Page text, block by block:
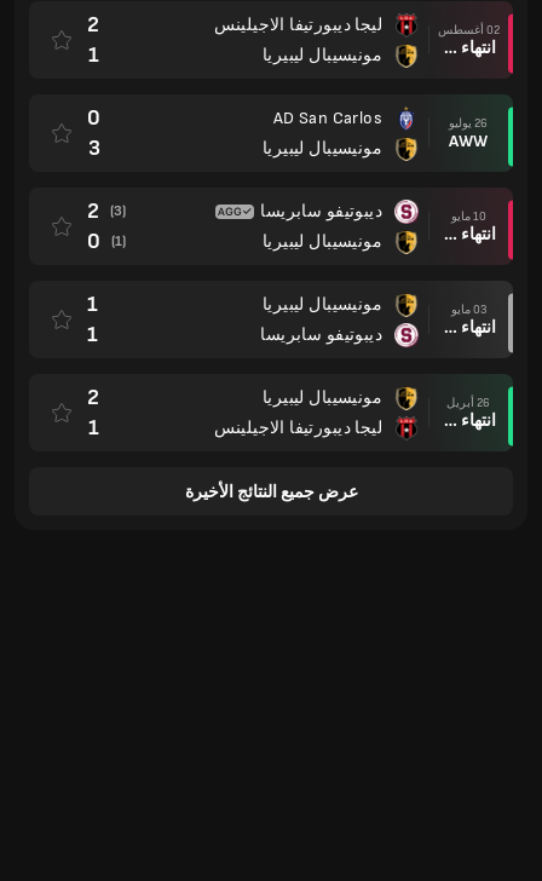
02 أغسطس
انتهاء وقت المباراة
ليجا ديبورتيفا الاجيلينس
مونيسيبال ليبيريا
2
1
26 يوليو
AWW
AD San Carlos
مونيسيبال ليبيريا
0
3
10 مايو
انتهاء وقت المباراة
ديبوتيفو سابريسا
مونيسيبال ليبيريا
(3)
2
(1)
0
03 مايو
انتهاء وقت المباراة
مونيسيبال ليبيريا
ديبوتيفو سابريسا
1
1
26 أبريل
انتهاء وقت المباراة
مونيسيبال ليبيريا
ليجا ديبورتيفا الاجيلينس
2
1
عرض جميع النتائج الأخيرة